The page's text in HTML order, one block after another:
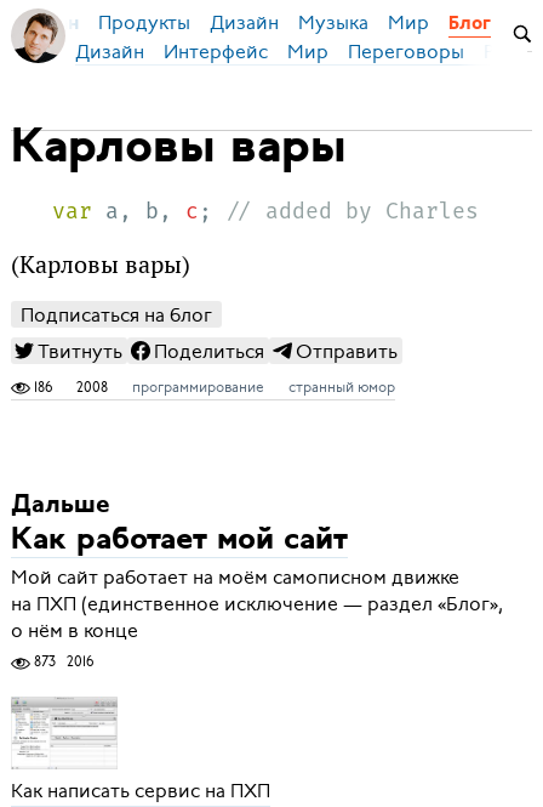
Бирман Продукты Дизайн Музыка Мир Блог
Дизайн Интерфейс Мир Переговоры
Карловы вары
var a, b, c ; // added by Charles
(Карловы вары)
Подписаться на блог
Твитнуть
Поделиться Отправить
186 2008 программирование странный юмор
Дальше
Как работает мой сайт
Мой сайт работает на моём самописном движке
на ПХП (единственное исключение — раздел «Блог»,
о нём в конце
873 2016
Как написать сервис на ПХП